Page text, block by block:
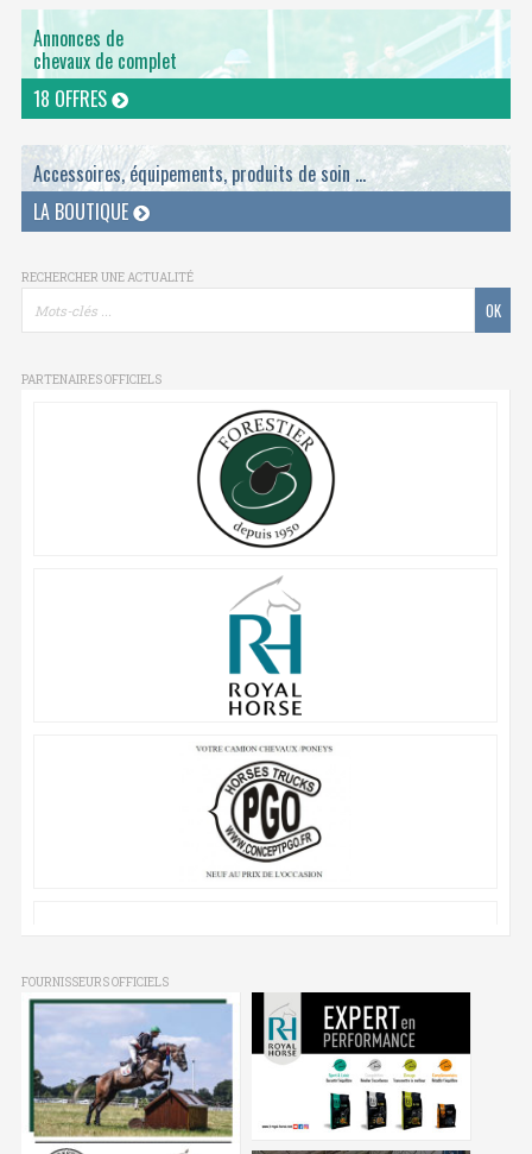
Annonces de
chevaux de complet
18 OFFRES
Accessoires, équipements, produits de soin ...
LA BOUTIQUE
RECHERCHER UNE ACTUALITÉ
PARTENAIRES OFFICIELS
FOURNISSEURS OFFICIELS